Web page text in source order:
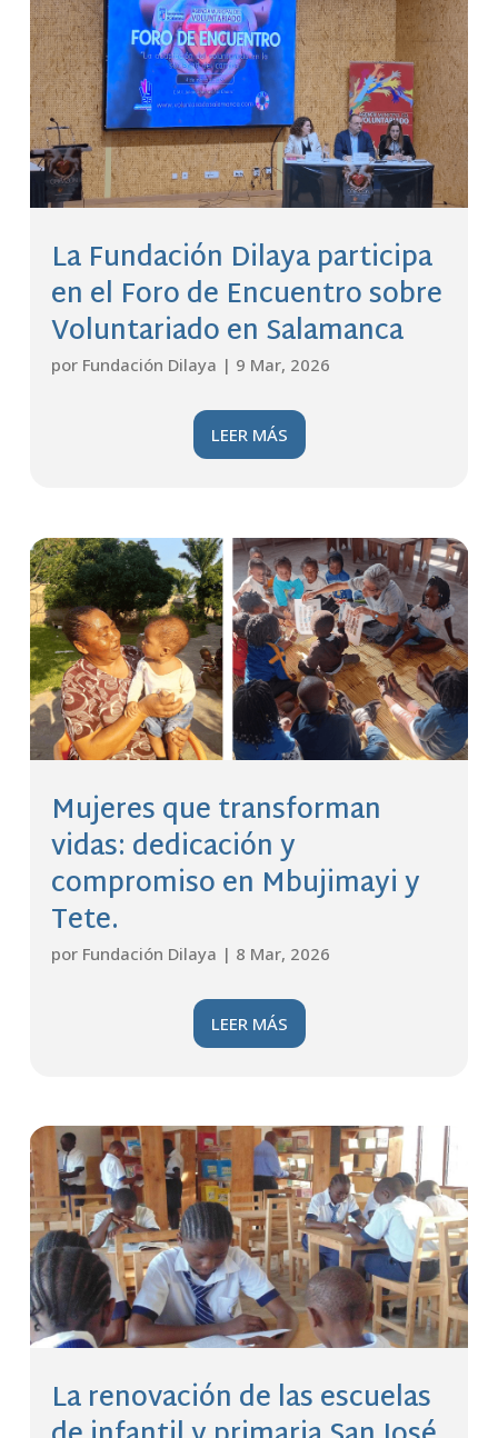
La Fundación Dilaya participa
en el Foro de Encuentro sobre
Voluntariado en Salamanca
por Fundación Dilaya | 9 Mar, 2026
LEER MÁS
Mujeres que transforman
vidas: dedicación y
compromiso en Mbujimayi y
Tete.
por Fundación Dilaya | 8 Mar, 2026
LEER MÁS
La renovación de las escuelas